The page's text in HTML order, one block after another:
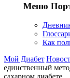
Меню
Как
Мой Диабет
единственный
сахарном диабете